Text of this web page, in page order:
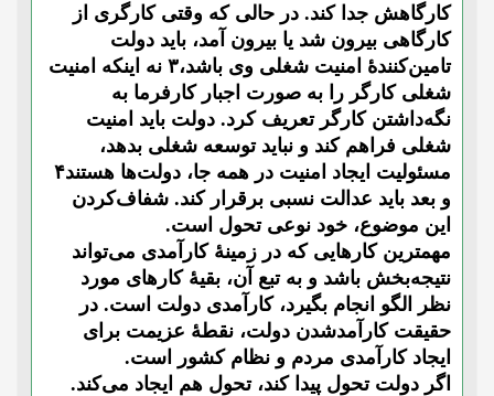
کارگاهش جدا کند. در حالی که وقتی کارگری از
کارگاهی بیرون شد یا بیرون آمد، باید دولت
تامین‌کنندۀ امنیت شغلی وی باشد،۳ نه اینکه امنیت
شغلی کارگر را به صورت اجبار کارفرما به
نگه‌داشتن کارگر تعریف کرد. دولت باید امنیت
شغلی فراهم کند و نباید توسعه شغلی بدهد،
مسئولیت ایجاد امنیت در همه جا، دولت‌ها هستند۴
و بعد باید عدالت نسبی برقرار کند. شفاف‌کردن
این موضوع، خود نوعی تحول است.
مهمترین کارهایی که در زمینۀ کارآمدی می‌تواند
نتیجه‌بخش باشد و به تبع آن، بقیۀ کارهای مورد
نظر الگو انجام بگیرد، کارآمدی دولت است. در
حقیقت کارآمدشدن دولت، نقطۀ عزیمت برای
ایجاد کارآمدی مردم و نظام کشور است.
اگر دولت تحول پیدا کند، تحول هم ایجاد می‌کند.